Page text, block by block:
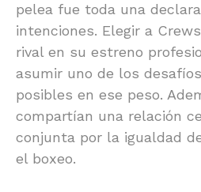
pelea fue toda una
intenciones. Elegir a
rival en su estreno
asumir uno de los
posibles en ese peso.
compartían una relación
conjunta por la igualdad
el boxeo.